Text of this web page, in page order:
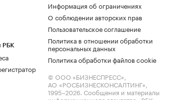
РБК
Информация об ограничениях
О соблюдении авторских прав
Пользовательское соглашение
Политика в отношении обработки
персональных данных
Политика обработки файлов cookie
© ООО «БИЗНЕСПРЕСС»,
АО «РОСБИЗНЕСКОНСАЛТИНГ»,
1995–2026. Сообщения и материалы